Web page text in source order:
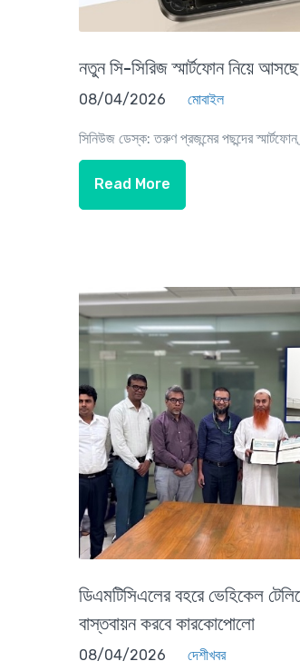
নতুন সি-সিরিজ স্মার্টফোন নিয়ে আসছে
08/04/2026 মোবাইল
সিনিউজ ডেস্ক: তরুণ প্রজন্মের পছন্দের স্মার্টফোন
Read More
ডিএমটিসিএলের বহরে ভেহিকেল
বাস্তবায়ন করবে কারকোপোলো
08/04/2026 দেশীখবর